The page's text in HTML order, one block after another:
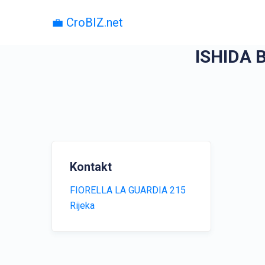
💼 CroBIZ.net
ISHIDA
Kontakt
FIORELLA LA GUARDIA 215
Rijeka